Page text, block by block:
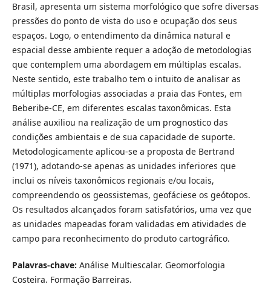
Brasil, apresenta um sistema morfológico que sofre diversas
pressões do ponto de vista do uso e ocupação dos seus
espaços. Logo, o entendimento da dinâmica natural e
espacial desse ambiente requer a adoção de metodologias
que contemplem uma abordagem em múltiplas escalas.
Neste sentido, este trabalho tem o intuito de analisar as
múltiplas morfologias associadas a praia das Fontes, em
Beberibe-CE, em diferentes escalas taxonômicas. Esta
análise auxiliou na realização de um prognostico das
condições ambientais e de sua capacidade de suporte.
Metodologicamente aplicou-se a proposta de Bertrand
(1971), adotando-se apenas as unidades inferiores que
inclui os níveis taxonômicos regionais e/ou locais,
compreendendo os geossistemas, geofáciese os geótopos.
Os resultados alcançados foram satisfatórios, uma vez que
as unidades mapeadas foram validadas em atividades de
campo para reconhecimento do produto cartográfico.
Palavras-chave: Análise Multiescalar. Geomorfologia
Costeira. Formação Barreiras.